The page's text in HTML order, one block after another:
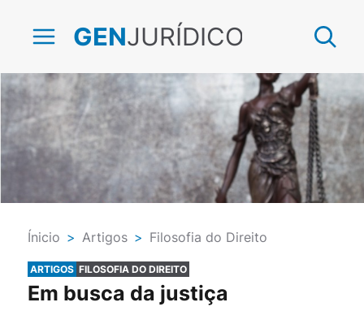
GENJURÍDICO
Ínicio > Artigos > Filosofia do Direito
ARTIGOS FILOSOFIA DO DIREITO
Em busca da justiça